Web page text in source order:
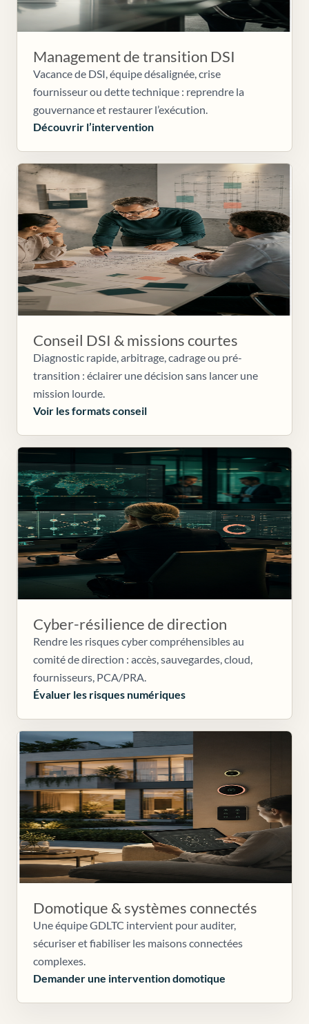
Management de transition DSI
Vacance de DSI, équipe désalignée, crise
fournisseur ou dette technique : reprendre la
gouvernance et restaurer l’exécution.
Découvrir l’intervention
Conseil DSI & missions courtes
Diagnostic rapide, arbitrage, cadrage ou pré-
transition : éclairer une décision sans lancer une
mission lourde.
Voir les formats conseil
Cyber-résilience de direction
Rendre les risques cyber compréhensibles au
comité de direction : accès, sauvegardes, cloud,
fournisseurs, PCA/PRA.
Évaluer les risques numériques
Domotique & systèmes connectés
Une équipe GDLTC intervient pour auditer,
sécuriser et fiabiliser les maisons connectées
complexes.
Demander une intervention domotique